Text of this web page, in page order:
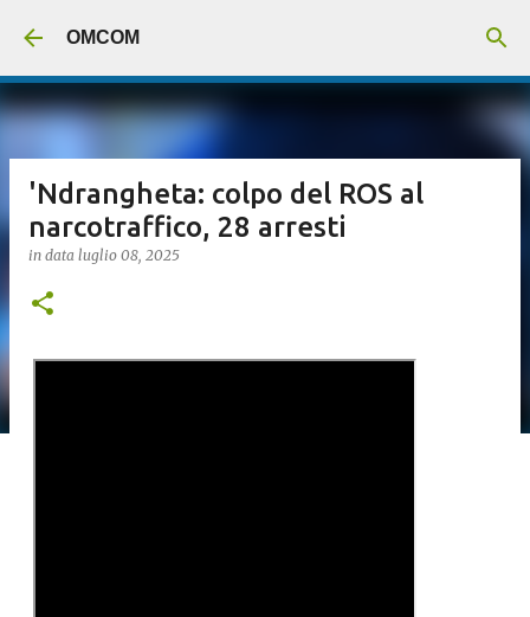
OMCOM
'Ndrangheta: colpo del ROS al
narcotraffico, 28 arresti
in data luglio 08, 2025